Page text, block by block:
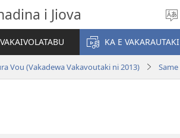
i Jiova
KA E VAKARAUTAKI
Vou (Vakadewa Vakavoutaki ni 2013) Same